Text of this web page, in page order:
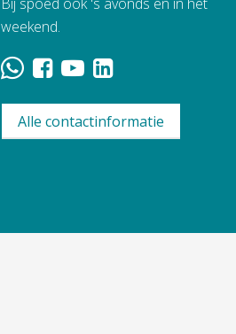
weekend.
Alle contactinformatie